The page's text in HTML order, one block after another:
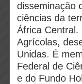
disseminação
ciências da
África Central.
Agrícolas,
Unidas. É
Federal de
e do Fundo